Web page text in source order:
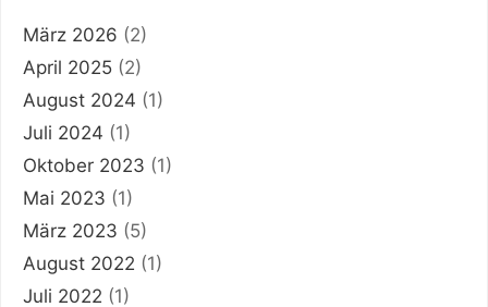
März 2026 (2)
April 2025 (2)
August 2024 (1)
Juli 2024 (1)
Oktober 2023 (1)
Mai 2023 (1)
März 2023 (5)
August 2022 (1)
Juli 2022 (1)